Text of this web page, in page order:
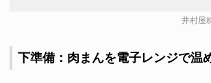
井村屋
下準備：肉まんを電子レンジで温